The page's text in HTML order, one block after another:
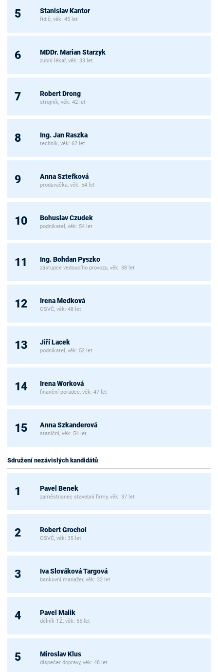
5 Stanislav Kantor
řidič, věk: 45 let
6 MDDr. Marian Starzyk
zubní lékař, věk: 33 let
7 Robert Drong
strojník, věk: 42 let
8 Ing. Jan Raszka
technik, věk: 62 let
9 Anna Sztefková
prodavačka, věk: 54 let
10 Bohuslav Czudek
podnikatel, věk: 54 let
11 Ing. Bohdan Pyszko
zástupce vedoucího provozu, věk: 38 let
12 Irena Medková
OSVČ, věk: 48 let
13 Jiří Lacek
podnikatel, věk: 52 let
14 Irena Worková
finanční poradce, věk: 47 let
15 Anna Szkanderová
staniční, věk: 54 let
Sdružení nezávislých kandidátů
1 Pavel Benek
zaměstnanec stavební firmy, věk: 37 let
2 Robert Grochol
OSVČ, věk: 35 let
3 Iva Slováková Targová
bankovní manažer, věk: 32 let
4 Pavel Malik
dělník TŽ, věk: 55 let
5 Miroslav Klus
dispečer dopravy, věk: 48 let